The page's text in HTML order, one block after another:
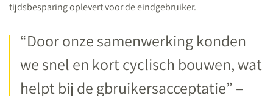
tijdsbesparing oplevert voor de eindgebruiker.
“Door onze samenwerking konden
we snel en kort cyclisch bouwen, wat
helpt bij de gbruikersacceptatie” –